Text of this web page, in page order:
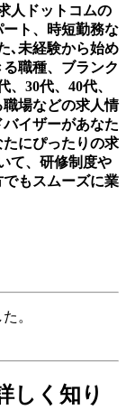
人ドットコムの
ト、時短勤務な
､未経験から始め
職種、ブランク
30代、40代、
場などの求人情
イザーがあなた
にぴったりの求
て、研修制度や
もスムーズに業
。
しく知り